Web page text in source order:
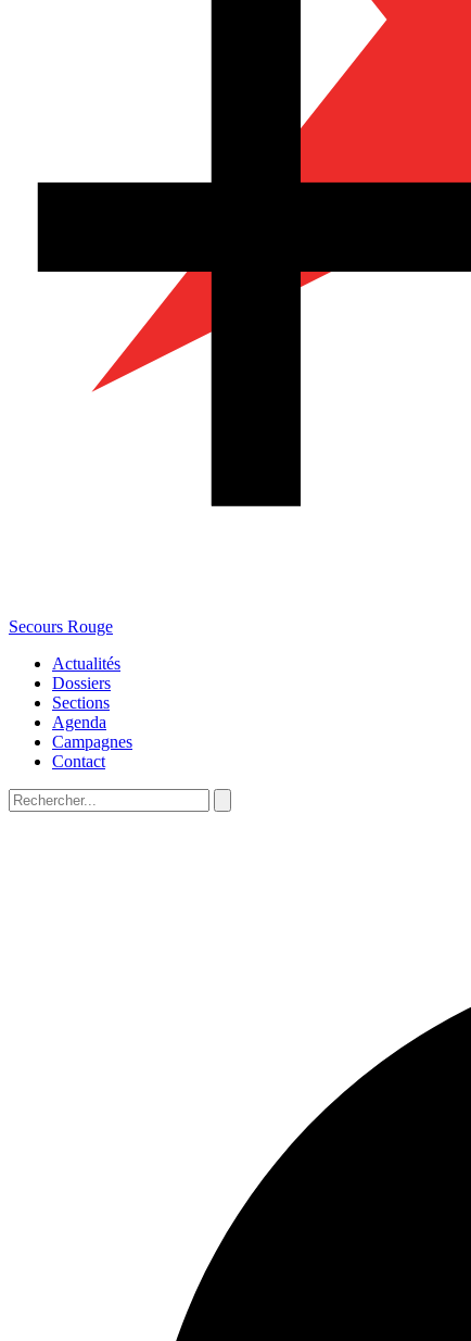
Secours Rouge
Actualités
Dossiers
Sections
Agenda
Campagnes
Contact